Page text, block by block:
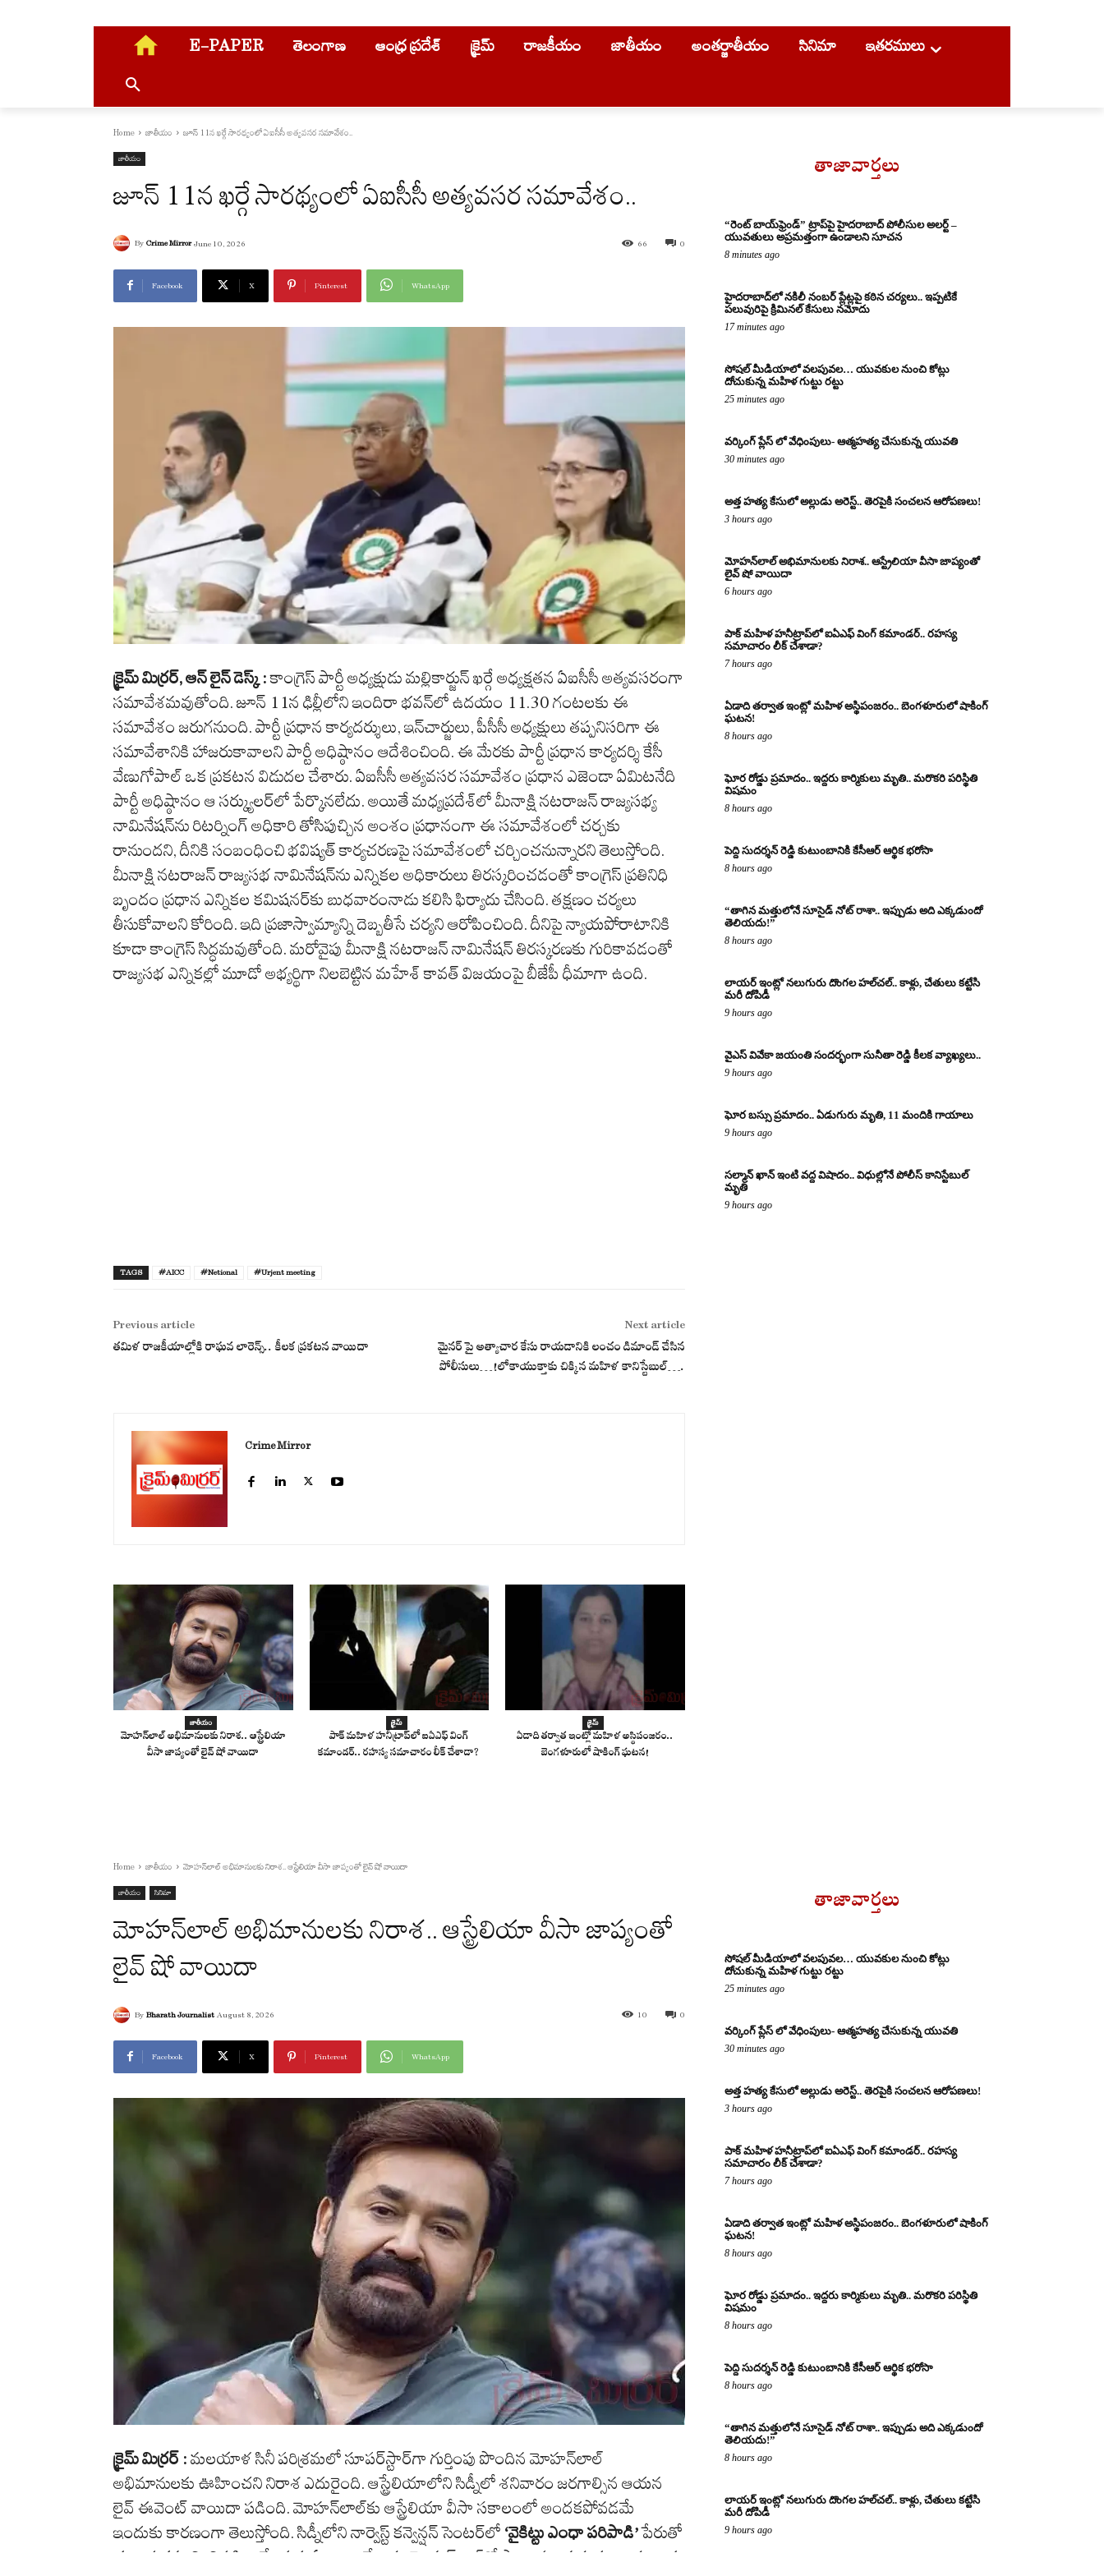
E-PAPER తెలంగాణ ఆంధ్ర ప్రదేశ్ క్రైమ్ రాజకీయం జాతీయం అంతర్జాతీయం సినిమా ఇతరములు
Home జాతీయం జూన్ 11న ఖర్గే సారథ్యంలో ఏఐసీసీ అత్యవసర సమావేశం..
జాతీయం
జూన్ 11న ఖర్గే సారథ్యంలో ఏఐసీసీ అత్యవసర సమావేశం..
By Crime Mirror June 10, 2026 0
66
Facebook X Pinterest WhatsApp
క్రైమ్ మిర్రర్, ఆన్ లైన్ డెస్క్ :కాంగ్రెస్ పార్టీ అధ్యక్షుడు మల్లికార్జున్ ఖర్గే అధ్యక్షతన ఏఐసీసీ అత్యవసరంగా
సమావేశమవుతోంది. జూన్ 11న ఢిల్లీలోని ఇందిరా భవన్‌లో ఉదయం 11.30 గంటలకు ఈ
సమావేశం జరుగనుంది. పార్టీ ప్రధాన కార్యదర్శులు, ఇన్‌చార్జులు, పీసీసీ అధ్యక్షులు తప్పనిసరిగా ఈ
సమావేశానికి హాజరుకావాలని పార్టీ అధిష్ఠానం ఆదేశించింది. ఈ మేరకు పార్టీ ప్రధాన కార్యదర్శి కేసీ
వేణుగోపాల్ ఒక ప్రకటన విడుదల చేశారు. ఏఐసీసీ అత్యవసర సమావేశం ప్రధాన ఎజెండా ఏమిటనేది
పార్టీ అధిష్ఠానం ఆ సర్క్యులర్‌లో పేర్కొనలేదు. అయితే మధ్యప్రదేశ్‌లో మీనాక్షి నటరాజన్ రాజ్యసభ్య
నామినేషన్‌ను రిటర్నింగ్ అధికారి తోసిపుచ్చిన అంశం ప్రధానంగా ఈ సమావేశంలో చర్చకు
రానుందని, దీనికి సంబంధించి భవిష్యత్ కార్యచరణపై సమావేశంలో చర్చించనున్నారని తెలుస్తోంది.
మీనాక్షి నటరాజన్ రాజ్యసభ నామినేషన్‌ను ఎన్నికల అధికారులు తిరస్కరించడంతో కాంగ్రెస్ ప్రతినిధి
బృందం ప్రధాన ఎన్నికల కమిషనర్‌కు‌ బుధవారంనాడు కలిసి ఫిర్యాదు చేసింది. తక్షణం చర్యలు
తీసుకోవాలని కోరింది. ఇది ప్రజాస్వామ్యాన్ని దెబ్బతీసే చర్యని ఆరోపించింది. దీనిపై న్యాయపోరాటానికి
కూడా కాంగ్రెస్ సిద్ధమవుతోంది. మరోవైపు మీనాక్షి నటరాజన్ నామినేషన్ తిరస్కరణకు గురికావడంతో
రాజ్యసభ ఎన్నికల్లో మూడో అభ్యర్థిగా నిలబెట్టిన మహేశ్ కావత్‌ విజయంపై బీజేపీ ధీమాగా ఉంది.
TAGS #AICC #Netional #Urjent meeting
Previous article
తమిళ రాజకీయాల్లోకి రాఘవ లారెన్స్.. కీలక ప్రకటన వాయిదా
Next article
మైనర్ పై అత్యాచార కేసు రాయ‌డానికి లంచం డిమాండ్ చేసిన
పోలీసులు…!లోకాయుక్తాకు చిక్కిన మ‌హిళ కానిస్టేబుల్‌….
Crime Mirror
జాతీయం
మోహన్‌లాల్ అభిమానులకు నిరాశ.. ఆస్ట్రేలియా
వీసా జాప్యంతో లైవ్ షో వాయిదా
క్రైమ్
పాక్ మహిళ హనీట్రాప్‌లో ఐఏఎఫ్ వింగ్
కమాండర్.. రహస్య సమాచారం లీక్ చేశాడా?
క్రైమ్
ఏడాది తర్వాత ఇంట్లో మహిళ అస్థిపంజరం..
బెంగళూరులో షాకింగ్ ఘటన!
తాజావార్తలు
“రెంట్ బాయ్‌ఫ్రెండ్” ట్రాప్‌పై హైదరాబాద్ పోలీసుల అలర్ట్ –
యువతులు అప్రమత్తంగా ఉండాలని సూచన
8 minutes ago
హైదరాబాద్‌లో నకిలీ నంబర్ ప్లేట్లపై కఠిన చర్యలు.. ఇప్పటికే
పలువురిపై క్రిమినల్ కేసులు నమోదు
17 minutes ago
సోషల్ మీడియాలో వలపువల… యువకుల నుంచి కోట్లు
దోచుకున్న మహిళ గుట్టు రట్టు
25 minutes ago
వర్కింగ్ ప్లేస్ లో వేధింపులు- ఆత్మహత్య చేసుకున్న యువతి
30 minutes ago
అత్త హత్య కేసులో అల్లుడు అరెస్ట్.. తెరపైకి సంచలన ఆరోపణలు!
3 hours ago
మోహన్‌లాల్ అభిమానులకు నిరాశ.. ఆస్ట్రేలియా వీసా జాప్యంతో
లైవ్ షో వాయిదా
6 hours ago
పాక్ మహిళ హనీట్రాప్‌లో ఐఏఎఫ్ వింగ్ కమాండర్.. రహస్య
సమాచారం లీక్ చేశాడా?
7 hours ago
ఏడాది తర్వాత ఇంట్లో మహిళ అస్థిపంజరం.. బెంగళూరులో షాకింగ్
ఘటన!
8 hours ago
ఘోర రోడ్డు ప్రమాదం.. ఇద్దరు కార్మికులు మృతి.. మరొకరి పరిస్థితి
విషమం
8 hours ago
పెద్ది సుదర్శన్ రెడ్డి కుటుంబానికి కేసీఆర్ ఆర్థిక భరోసా
8 hours ago
“తాగిన మత్తులోనే సూసైడ్ నోట్ రాశా.. ఇప్పుడు అది ఎక్కడుందో
తెలియదు!”
8 hours ago
లాయర్ ఇంట్లో నలుగురు దొంగల హల్‌చల్.. కాళ్లు, చేతులు కట్టేసి
మరీ దోపిడీ
9 hours ago
వైఎస్ వివేకా జయంతి సందర్భంగా సునీతా రెడ్డి కీలక వ్యాఖ్యలు..
9 hours ago
ఘోర బస్సు ప్రమాదం.. ఏడుగురు మృతి, 11 మందికి గాయాలు
9 hours ago
సల్మాన్ ఖాన్ ఇంటి వద్ద విషాదం.. విధుల్లోనే పోలీస్ కానిస్టేబుల్
మృతి
9 hours ago